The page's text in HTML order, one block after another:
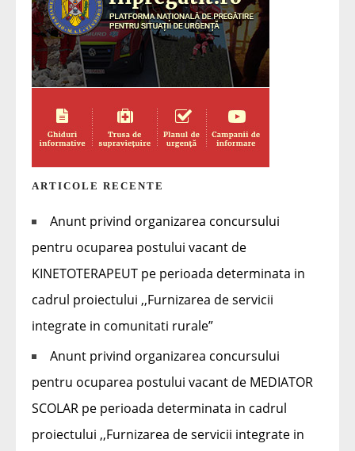
ARTICOLE RECENTE
Anunt privind organizarea concursului
pentru ocuparea postului vacant de
KINETOTERAPEUT pe perioada determinata in
cadrul proiectului ,,Furnizarea de servicii
integrate in comunitati rurale”
Anunt privind organizarea concursului
pentru ocuparea postului vacant de MEDIATOR
SCOLAR pe perioada determinata in cadrul
proiectului ,,Furnizarea de servicii integrate in